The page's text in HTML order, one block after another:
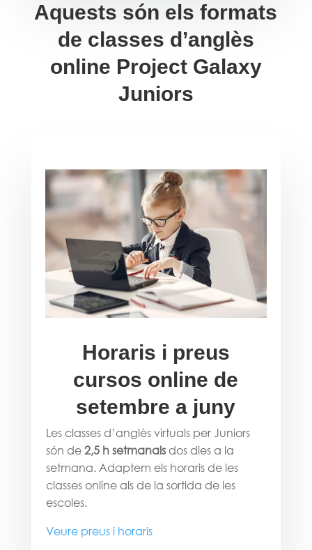
Aquests són els formats
de classes d’anglès
online Project Galaxy
Juniors
Horaris i preus
cursos online de
setembre a juny
Les classes d’anglès virtuals per Juniors
són de2,5 h setmanalsdos dies a la
setmana. Adaptem els horaris de les
classes online als de la sortida de les
escoles.
Veure preus i horaris